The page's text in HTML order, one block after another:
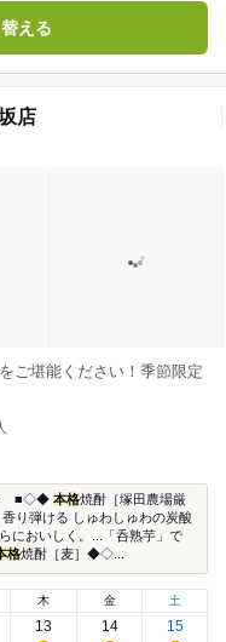
える
店
ご堪能ください！季節限定
ー ■◇◆ 本格焼酎［塚田農場厳
り弾ける しゅわしゅわの炭酸
においしく。...「呑熟芋」で
格焼酎［麦］◆◇...
木
13
金
14
土
15